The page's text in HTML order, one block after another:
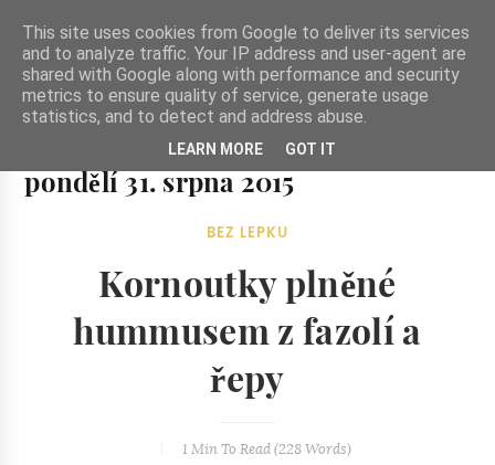
Ze zahrady do kuchyně
Ze zahrady do kuchyně...inspirativní vegetariánské recepty
a skvělé jídlo.
pondělí 31. srpna 2015
BEZ LEPKU
Kornoutky plněné
hummusem z fazolí a
řepy
1 MinTo Read (228Words)
This site uses cookies from Google to deliver its services
and to analyze traffic. Your IP address and user-agent are
shared with Google along with performance and security
metrics to ensure quality of service, generate usage
statistics, and to detect and address abuse.
LEARN MORE GOT IT